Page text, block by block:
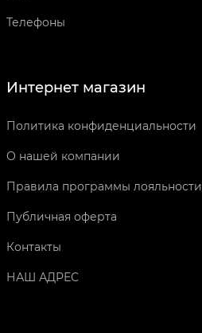
Телефоны
Интернет магазин
Политика конфиденциальности
О нашей компании
Правила программы лояльности
Публичная оферта
Контакты
НАШ АДРЕС